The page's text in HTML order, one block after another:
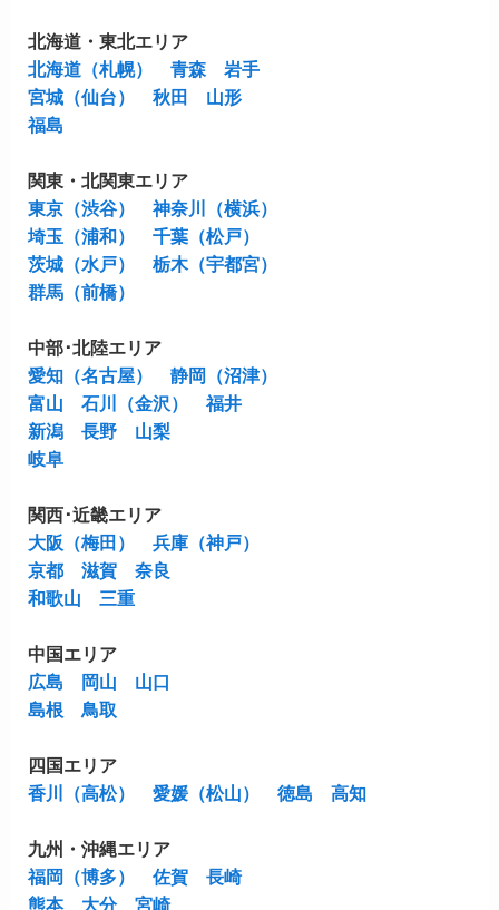
北海道・東北エリア
北海道（札幌）
青森
岩手
宮城（仙台）
秋田
山形
福島
関東・北関東エリア
東京（渋谷）
神奈川（横浜）
埼玉（浦和）
千葉（松戸）
茨城（水戸）
栃木（宇都宮）
群馬（前橋）
中部･北陸エリア
愛知（名古屋）
静岡（沼津）
富山
石川（金沢）
福井
新潟
長野
山梨
岐阜
関西･近畿エリア
大阪（梅田）
兵庫（神戸）
京都
滋賀
奈良
和歌山
三重
中国エリア
広島
岡山
山口
島根
鳥取
四国エリア
香川（高松）
愛媛（松山） 徳島 高知
九州・沖縄エリア
福岡（博多）
佐賀
長崎
熊本
大分 宮崎